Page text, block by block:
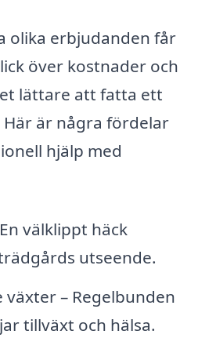
olika erbjudanden får
över kostnader och
lättare att fatta ett
är några fördelar
hjälp med
välklippt häck
utseende.
växter – Regelbunden
tillväxt och hälsa.